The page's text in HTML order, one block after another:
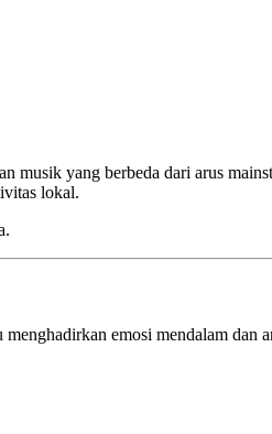
yang berbeda dari arus
lokal.
emosi mendalam dan